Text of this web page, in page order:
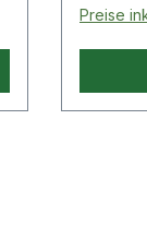
Preise